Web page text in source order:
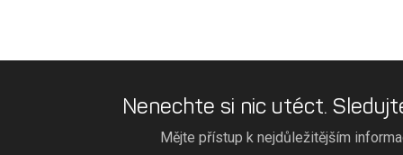
Nenechte si nic utéct.
Mějte přístup k nejdůležitějším